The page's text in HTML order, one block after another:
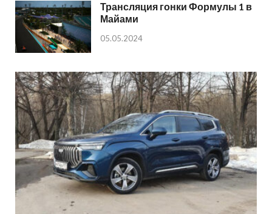
Трансляция гонки Формулы 1 в
Майами
05.05.2024